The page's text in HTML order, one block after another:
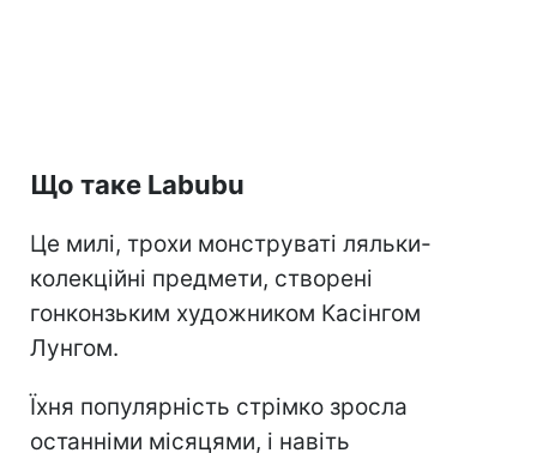
Що таке Labubu
Це милі, трохи монструваті ляльки-
колекційні предмети, створені
гонконзьким художником Касінгом
Лунгом.
Їхня популярність стрімко зросла
останніми місяцями, і навіть